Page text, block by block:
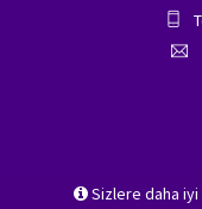
Sizlere daha